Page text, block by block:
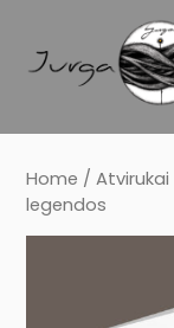
Home /Atvirukai
legendos